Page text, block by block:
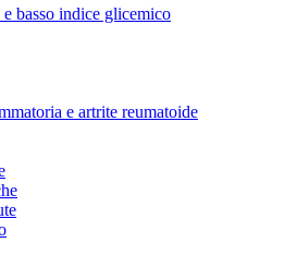
basso indice glicemico
e artrite reumatoide